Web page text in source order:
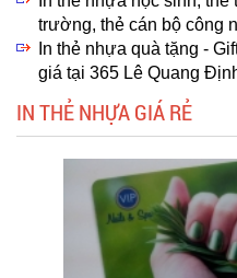
trường, thẻ cán bộ công
In thẻ nhựa quà tặng -
giá tại 365 Lê Quang
IN THẺ NHỰA GIÁ RẺ